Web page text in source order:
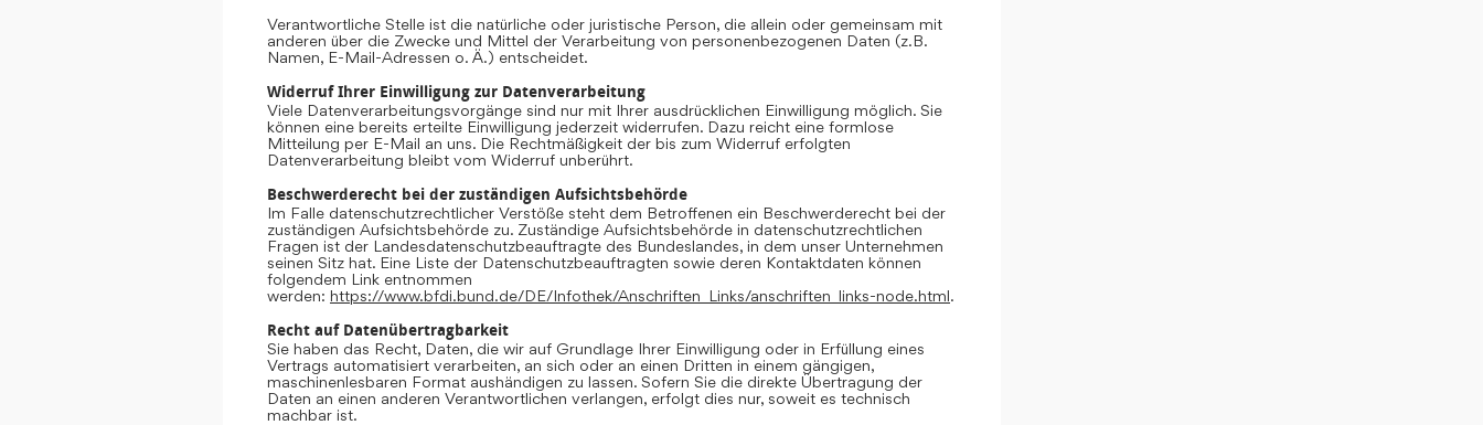
Verantwortliche Stelle ist die natürliche oder juristische Person, die allein oder gemeinsam mit
anderen über die Zwecke und Mittel der Verarbeitung von personenbezogenen Daten (z.B.
Namen, E-Mail-Adressen o. Ä.) entscheidet.
Widerruf Ihrer Einwilligung zur Datenverarbeitung
Viele Datenverarbeitungsvorgänge sind nur mit Ihrer ausdrücklichen Einwilligung möglich. Sie
können eine bereits erteilte Einwilligung jederzeit widerrufen. Dazu reicht eine formlose
Mitteilung per E-Mail an uns. Die Rechtmäßigkeit der bis zum Widerruf erfolgten
Datenverarbeitung bleibt vom Widerruf unberührt.
Beschwerderecht bei der zuständigen Aufsichtsbehörde
Im Falle datenschutzrechtlicher Verstöße steht dem Betroffenen ein Beschwerderecht bei der
zuständigen Aufsichtsbehörde zu. Zuständige Aufsichtsbehörde in datenschutzrechtlichen
Fragen ist der Landesdatenschutzbeauftragte des Bundeslandes, in dem unser Unternehmen
seinen Sitz hat. Eine Liste der Datenschutzbeauftragten sowie deren Kontaktdaten können
folgendem Link entnommen
werden: https://www.bfdi.bund.de/DE/Infothek/Anschriften_Links/anschriften_links-node.html.
Recht auf Datenübertragbarkeit
Sie haben das Recht, Daten, die wir auf Grundlage Ihrer Einwilligung oder in Erfüllung eines
Vertrags automatisiert verarbeiten, an sich oder an einen Dritten in einem gängigen,
maschinenlesbaren Format aushändigen zu lassen. Sofern Sie die direkte Übertragung der
Daten an einen anderen Verantwortlichen verlangen, erfolgt dies nur, soweit es technisch
machbar ist.